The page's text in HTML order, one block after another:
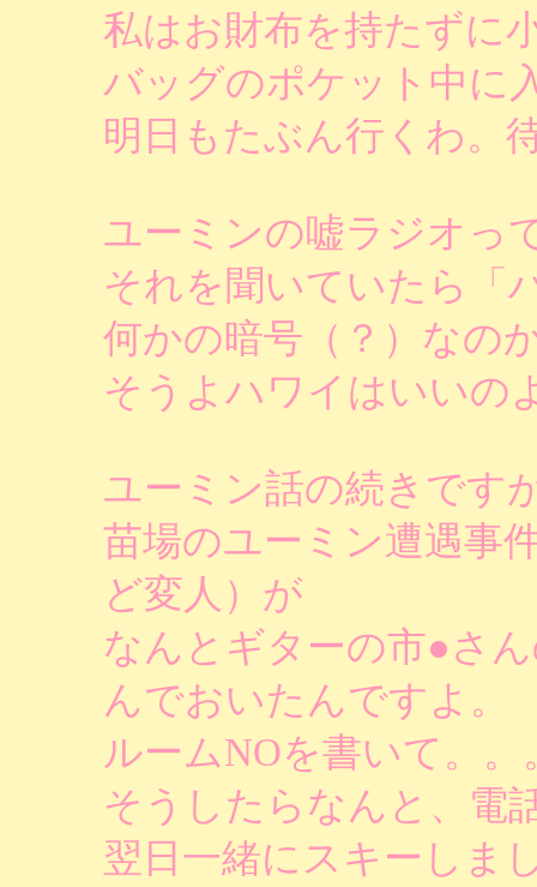
私はお財布を持たずに
バッグのポケット中に
明日もたぶん行くわ。
ユーミンの嘘ラジオっ
それを聞いていたら「
何かの暗号（？）なの
そうよハワイはいいの
ユーミン話の続きです
苗場のユーミン遭遇事
ど変人）が
なんとギターの市●さ
んでおいたんですよ。
ルームNOを書いて。。
そうしたらなんと、電
翌日一緒にスキーしま